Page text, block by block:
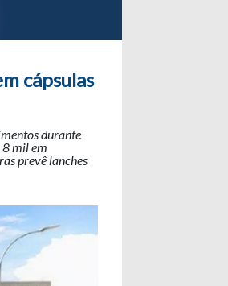
cápsulas
durante
8 mil em
prevê lanches